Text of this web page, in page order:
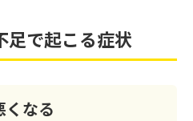
足で起こる症状
くなる